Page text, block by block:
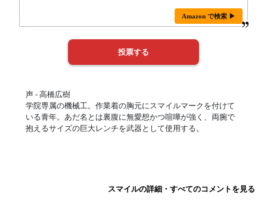
Amazon で検索 ▶
声 - 高橋広樹
学院専属の機械工。作業着の胸元にスマイルマークを付けて
いる青年。あだ名とは裏腹に無愛想かつ喧嘩が強く、両腕で
抱えるサイズの巨大レンチを武器として使用する。
スマイルの詳細・すべてのコメントを見る